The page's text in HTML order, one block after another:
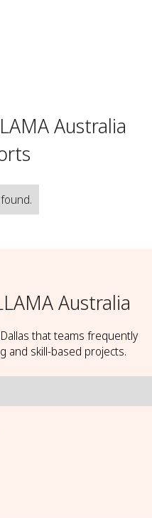
Australia
Australia
that teams frequently
and skill-based projects.